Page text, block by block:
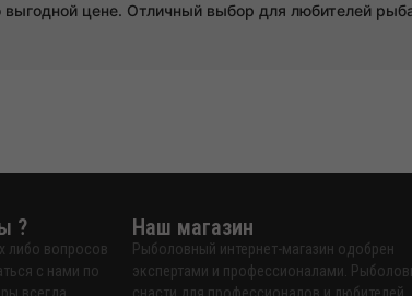
цене. Отличный выбор для любителей
?
либо вопросов
с нами по
Наш магазин
Рыболовный интернет-магазин одобрен
экспертами и профессионалами.